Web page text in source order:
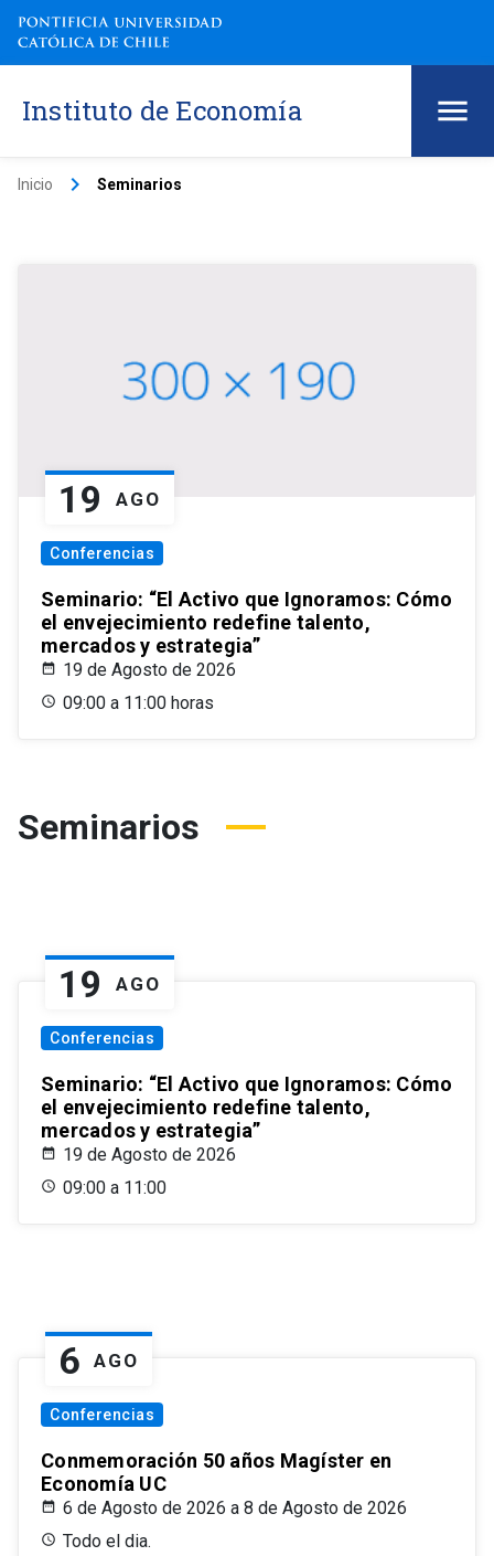
Instituto de Economía
Inicio keyboard_arrow_right Seminarios
19 AGO
Conferencias
Seminario: “El Activo que Ignoramos: Cómo
el envejecimiento redefine talento,
mercados y estrategia”
19 de Agosto de 2026
09:00 a 11:00 horas
Seminarios
19 AGO
Conferencias
Seminario: “El Activo que Ignoramos: Cómo
el envejecimiento redefine talento,
mercados y estrategia”
19 de Agosto de 2026
09:00 a 11:00
6 AGO
Conferencias
Conmemoración 50 años Magíster en
Economía UC
6 de Agosto de 2026 a 8 de Agosto de 2026
Todo el dia.